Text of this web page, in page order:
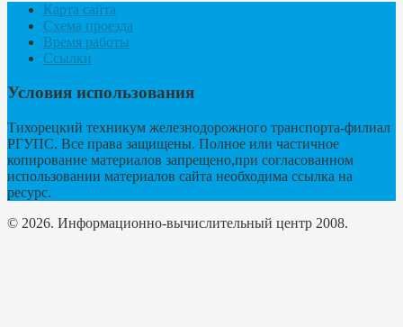
Карта сайта
Схема проезда
Время работы
Ссылки
Условия использования
Тихорецкий техникум железнодорожного транспорта-филиал
РГУПС. Все права защищены. Полное или частичное
копирование материалов запрещено,при согласованном
использовании материалов сайта необходима ссылка на
ресурс.
© 2026. Информационно-вычислительный центр 2008.